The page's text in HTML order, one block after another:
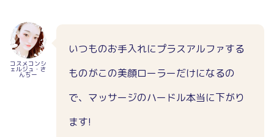
コスメコンシ
ェルジュ・さ
んちー
いつものお手入れにプラスアルファする
ものがこの美顔ローラーだけになるの
で、マッサージのハードル本当に下がり
ます!